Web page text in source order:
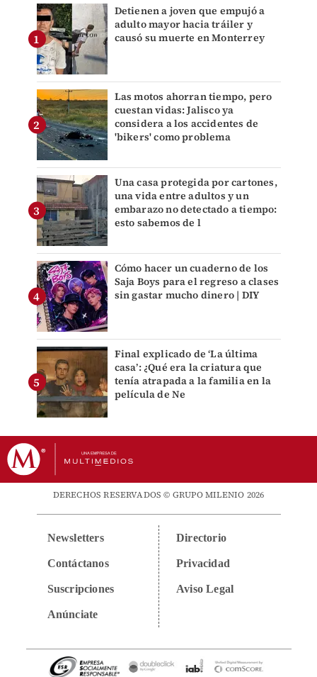
Detienen a joven que empujó a
adulto mayor hacia tráiler y
causó su muerte en Monterrey
Las motos ahorran tiempo, pero
cuestan vidas: Jalisco ya
considera a los accidentes de
'bikers' como problema
Una casa protegida por cartones,
una vida entre adultos y un
embarazo no detectado a tiempo:
esto sabemos de l
Cómo hacer un cuaderno de los
Saja Boys para el regreso a clases
sin gastar mucho dinero | DIY
Final explicado de ‘La última
casa’: ¿Qué era la criatura que
tenía atrapada a la familia en la
película de Ne
DERECHOS RESERVADOS © GRUPO MILENIO 2026
Newsletters
Contáctanos
Suscripciones
Anúnciate
Directorio
Privacidad
Aviso Legal